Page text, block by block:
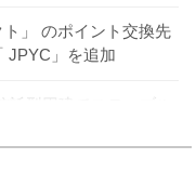
ト」 のポイント交換先
JPYC」を追加
信託型円建てステーブル